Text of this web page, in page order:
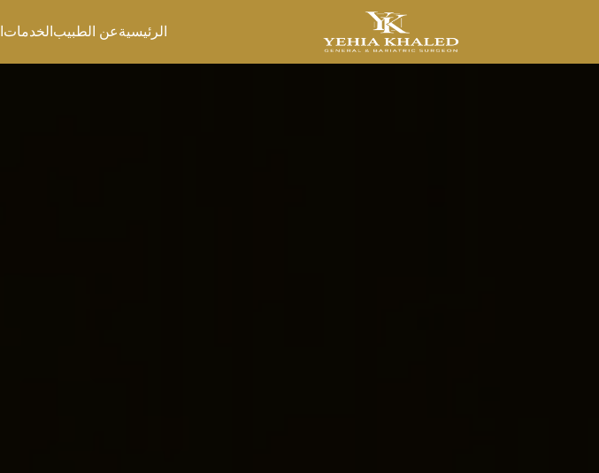
الرئيسيةعن الطبيب الخدمات